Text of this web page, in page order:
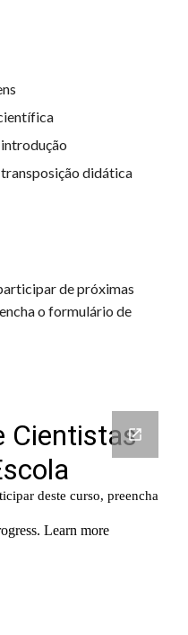
didática
de próximas
o formulário de